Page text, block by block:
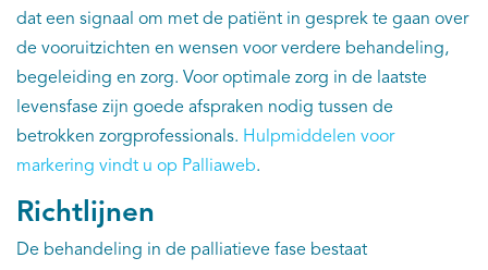
dat een signaal om met de patiënt in gesprek te gaan over
de vooruitzichten en wensen voor verdere behandeling,
begeleiding en zorg. Voor optimale zorg in de laatste
levensfase zijn goede afspraken nodig tussen de
betrokken zorgprofessionals. Hulpmiddelen voor
markering vindt u op Palliaweb.
Richtlijnen
De behandeling in de palliatieve fase bestaat